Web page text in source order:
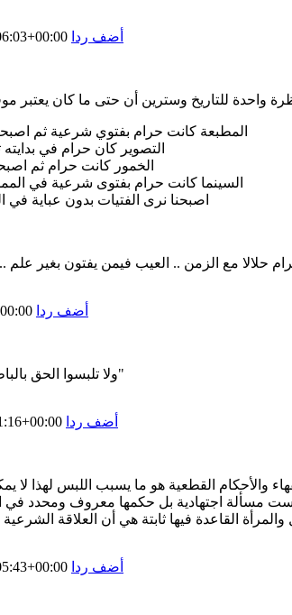
أضف ردا
المطبعة كانت حرام بفتوي شرعية ثم
التصوير كان حرام في
الخمور كانت حرام ثم
السينما كانت حرام بفتوى شرعية في
اصبحنا نرى الفتيات بدون عباية في
أضف ردا
"ولا تلبسوا الحق بالباطل وتكتموا الحق وأنتم تعلمون"
أضف ردا
والأحكام القطعية هو ما يسبب اللبس لهذا لا
ليست مسألة اجتهادية بل حكمها معروف ومحدد في
والمرأة القاعدة فيها ثابتة هي أن العلاقة
أضف ردا